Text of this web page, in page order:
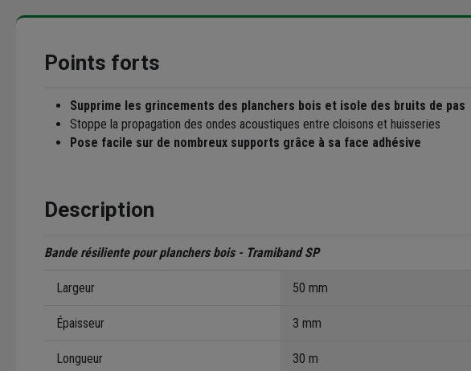
Points forts
Supprime les grincements des planchers bois et isole des bruits de pas
Stoppe la propagation des ondes acoustiques entre cloisons et huisseries
Pose facile sur de nombreux supports grâce à sa face adhésive
Description
Bande résiliente pour planchers bois - Tramiband SP
Largeur 50 mm
Épaisseur 3 mm
Longueur 30 m